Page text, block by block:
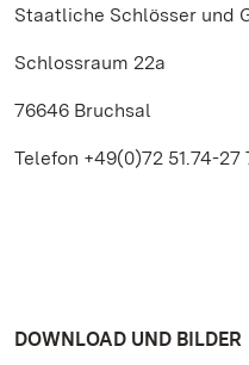
Staatliche Schlösser und
Schlossraum 22a
76646 Bruchsal
Telefon +49(0)72 51.74-27
DOWNLOAD UND BILDER